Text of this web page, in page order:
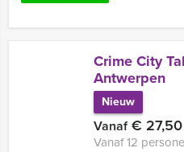
Crime City
Antwerpen
Nieuw
Vanaf€ 27,50
Vanaf 12